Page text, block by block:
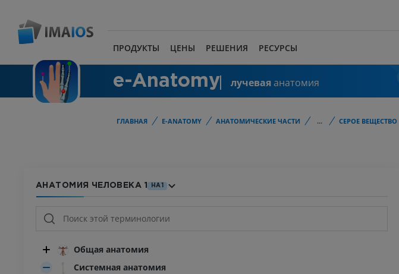
ПРОДУКТЫ ЦЕНЫ РЕШЕНИЯ РЕСУРСЫ
e-Anatomy лучеваяанатомия
ГЛАВНАЯ E-ANATOMY АНАТОМИЧЕСКИЕ ЧАСТИ ... СЕРОЕ ВЕЩЕСТВО
АНАТОМИЯ ЧЕЛОВЕКА 1 HA1
Общая анатомия
Системная анатомия